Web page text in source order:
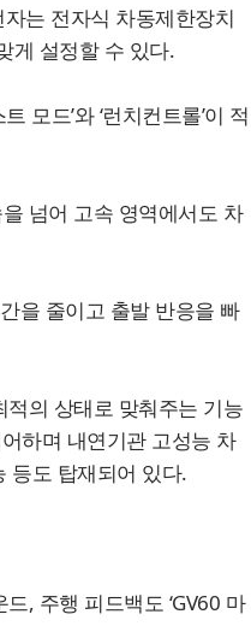
자는 전자식 차동제한장치
게 설정할 수 있다.
모드’와 ‘런치컨트롤’이 적
넘어 고속 영역에서도 차
을 줄이고 출발 반응을 빠
적의 상태로 맞춰주는 기능
하며 내연기관 고성능 차
등도 탑재되어 있다.
, 주행 피드백도 ‘GV60 마